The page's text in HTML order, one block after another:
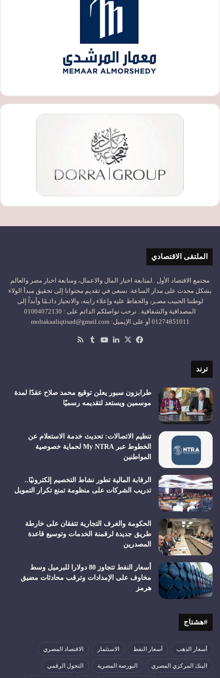
الملتقى الاقتصادي
مجتمع الاقتصاد الأول ..لمتابعة اخبار المال والاعمال، ومتابعة اخبار مصر والعالم
بشكل محدث على مدار الساعة. نسعى في تقديم محتوانا إلى تحقيق مبدأ الولاء
لوطننا الحبيب مصـر، والحفاظ عليه وإعلاء رايته، والانحياز دائـمًا وأبداً إلى
المصداقية والشفافية.. نرحب تواصلكم الدائم على : 01004072130
01274851011 أو على الإيميل: moltakaaliqtisad@gmail.com
فيسبوك
‫X لينكدإن‫YouTube
ترند
طرابزون سبور يعلن توقيع محمد صلاح عقدًا لمدة
موسمين ويستعد لتقديمه رسميًا
تنظيم الاتصالات: تحديث خدمة الاستعلام عن
الخطوط عبر My NTRA لحماية خصوصية
المواطنين
الرقابة المالية تطور نشاط التخصيم إلكترونيًا..
تدريب الشركات على منظومة تمنع تكرار التمويل
الحكومة والغرف التجارية تتفقان على خارطة
طريق جديدة لرقمنة الخدمات وتوسيع قاعدة
المصدرين
أسعار النفط تتجاوز 80 دولارا للبرميل وسط
مخاوف على الإمدادات وترقب محادثات مضيق
هرمز
#هشتاج
أسعار الذهب أسعار النفط الاستثمار الاقتصاد المصري
البنك المركزي المصري البورصة المصرية التحول الرقمي